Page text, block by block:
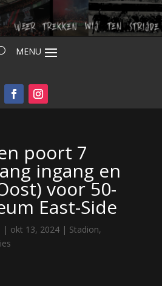
poort 7
ingang en
voor 50-
East-Side
| okt 13, 2024| Stadion,